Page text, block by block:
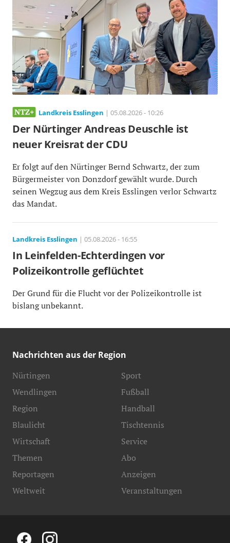
Landkreis Esslingen | 05.08.2026 - 10:26
Der Nürtinger Andreas Deuschle ist
neuer Kreisrat der CDU
Er folgt auf den Nürtinger Bernd Schwartz, der zum
Bürgermeister von Donzdorf gewählt wurde. Durch
seinen Wegzug aus dem Kreis Esslingen verlor Schwartz
das Mandat.
Landkreis Esslingen | 05.08.2026 - 16:55
In Leinfelden-Echterdingen vor
Polizeikontrolle geflüchtet
Der Grund für die Flucht vor der Polizeikontrolle ist
bislang unbekannt.
Nachrichten aus der Region
Nürtingen
Wendlingen
Region
Blaulicht
Sport
Fußball
Handball
Tischtennis
Wirtschaft
Themen
Reportagen
Weltweit
Service
Abo
Anzeigen
Veranstaltungen